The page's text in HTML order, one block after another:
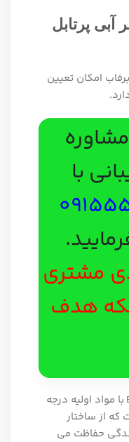
پرتابل
برفاب امکان تعیین
با
درصدی مشتری
هدف
با مواد اولیه درجه
از ساختار
حفاظت می